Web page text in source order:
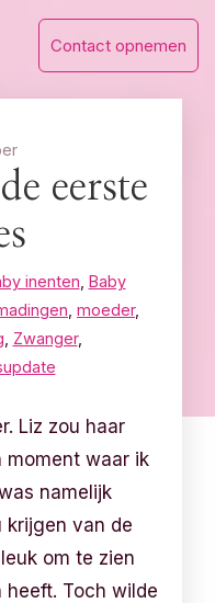
Contact opnemen
eerste
inenten Baby
moeder,
Zwanger,
Liz zou haar
moment waar ik
namelijk
krijgen van de
om te zien
heeft. Toch wilde